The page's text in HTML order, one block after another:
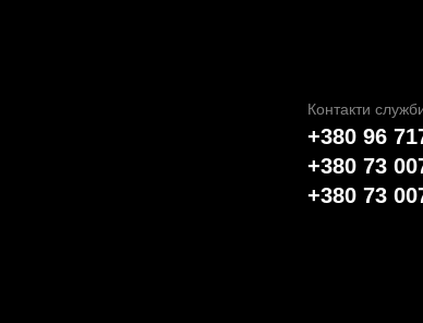
Контакти
+380 96
+380 73
+380 73